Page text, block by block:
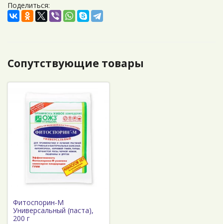
Поделиться:
Сопутствующие товары
Фитоспорин-М
Универсальный (паста),
200 г